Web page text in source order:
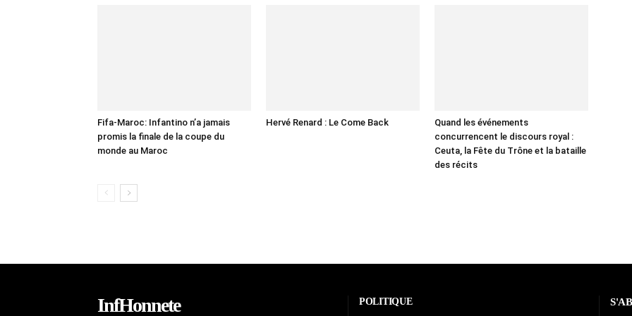
Fifa-Maroc: Infantino n’a jamais
promis la finale de la coupe du
monde au Maroc
Hervé Renard : Le Come Back
Quand les événements
concurrencent le discours royal :
Ceuta, la Fête du Trône et la bataille
des récits
InfHonnete POLITIQUE